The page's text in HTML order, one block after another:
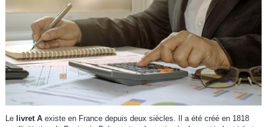
Le livret Aexiste en France depuis deux siècles. Il a été créé en 1818